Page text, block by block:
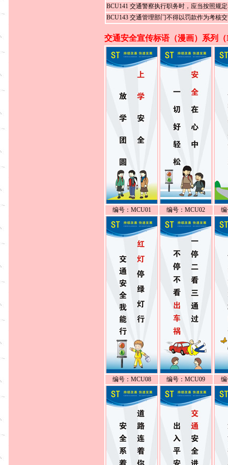
BCU141 交通警察执行职务时，应当按照规
BCU143 交通管理部门不得以罚款作为考核
交通安全宣传标语（漫画）系列
编号：MCU01 编号：MCU02 编
编号：MCU08 编号：MCU09 编